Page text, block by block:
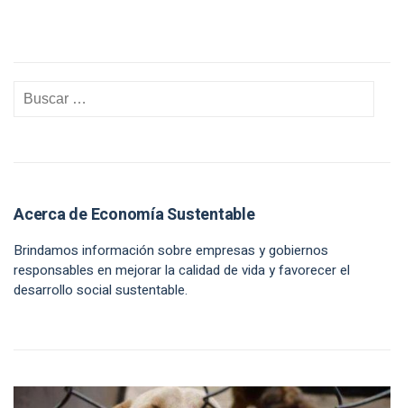
Acerca de Economía Sustentable
Brindamos información sobre empresas y gobiernos
responsables en mejorar la calidad de vida y favorecer el
desarrollo social sustentable.